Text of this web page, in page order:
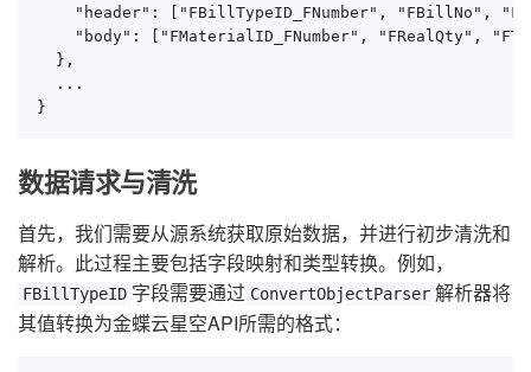
"header": ["FBillTypeID_FNumber", "FBillNo",
"body": ["FMaterialID_FNumber", "FRealQty",
  },
  ...
}
数据请求与清洗
首先，我们需要从源系统获取原始数据，并进行初步清洗和
解析。此过程主要包括字段映射和类型转换。例如，
FBillTypeID 字段需要通过 ConvertObjectParser 解析器将
其值转换为金蝶云星空API所需的格式：